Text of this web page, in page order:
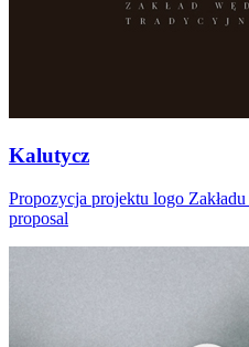
Kalutycz
Propozycja projektu logo
proposal